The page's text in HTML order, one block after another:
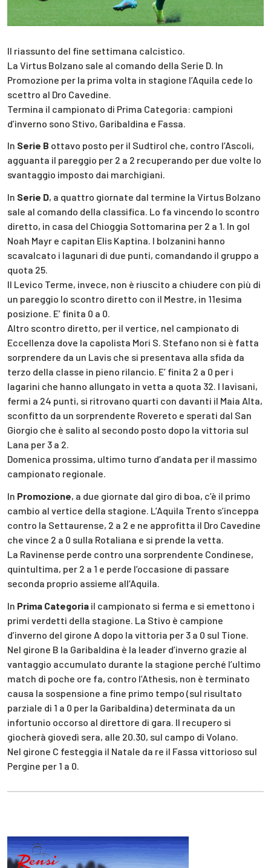
Il riassunto del fine settimana calcistico.
La Virtus Bolzano sale al comando della Serie D. In
Promozione per la prima volta in stagione l’Aquila cede lo
scettro al Dro Cavedine.
Termina il campionato di Prima Categoria: campioni
d’inverno sono Stivo, Garibaldina e Fassa.
In Serie B ottavo posto per il Sudtirol che, contro l’Ascoli,
agguanta il pareggio per 2 a 2 recuperando per due volte lo
svantaggio imposto dai marchigiani.
In Serie D, a quattro giornate dal termine la Virtus Bolzano
sale al comando della classifica. Lo fa vincendo lo scontro
diretto, in casa del Chioggia Sottomarina per 2 a 1. In gol
Noah Mayr e capitan Elis Kaptina. I bolzanini hanno
scavalcato i lagunari di due punti, comandando il gruppo a
quota 25.
Il Levico Terme, invece, non è riuscito a chiudere con più di
un pareggio lo scontro diretto con il Mestre, in 11esima
posizione. E’ finita 0 a 0.
Altro scontro diretto, per il vertice, nel campionato di
Eccellenza dove la capolista Mori S. Stefano non si è fatta
sorprendere da un Lavis che si presentava alla sfida da
terzo della classe in pieno rilancio. E’ finita 2 a 0 per i
lagarini che hanno allungato in vetta a quota 32. I lavisani,
fermi a 24 punti, si ritrovano quarti con davanti il Maia Alta,
sconfitto da un sorprendente Rovereto e sperati dal San
Giorgio che è salito al secondo posto dopo la vittoria sul
Lana per 3 a 2.
Domenica prossima, ultimo turno d’andata per il massimo
campionato regionale.
In Promozione, a due giornate dal giro di boa, c’è il primo
cambio al vertice della stagione. L’Aquila Trento s’inceppa
contro la Settaurense, 2 a 2 e ne approfitta il Dro Cavedine
che vince 2 a 0 sulla Rotaliana e si prende la vetta.
La Ravinense perde contro una sorprendente Condinese,
quintultima, per 2 a 1 e perde l’occasione di passare
seconda proprio assieme all’Aquila.
In Prima Categoria il campionato si ferma e si emettono i
primi verdetti della stagione. La Stivo è campione
d’inverno del girone A dopo la vittoria per 3 a 0 sul Tione.
Nel girone B la Garibaldina è la leader d’inverno grazie al
vantaggio accumulato durante la stagione perché l’ultimo
match di poche ore fa, contro l’Athesis, non è terminato
causa la sospensione a fine primo tempo (sul risultato
parziale di 1 a 0 per la Garibaldina) determinata da un
infortunio occorso al direttore di gara. Il recupero si
giocherà giovedì sera, alle 20.30, sul campo di Volano.
Nel girone C festeggia il Natale da re il Fassa vittorioso sul
Pergine per 1 a 0.